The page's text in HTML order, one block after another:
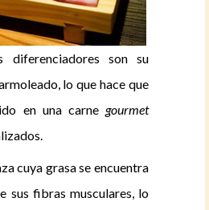
diferenciadores son su
lo que hace que
en una carne gourmet
cuya grasa se encuentra
sus fibras musculares, lo